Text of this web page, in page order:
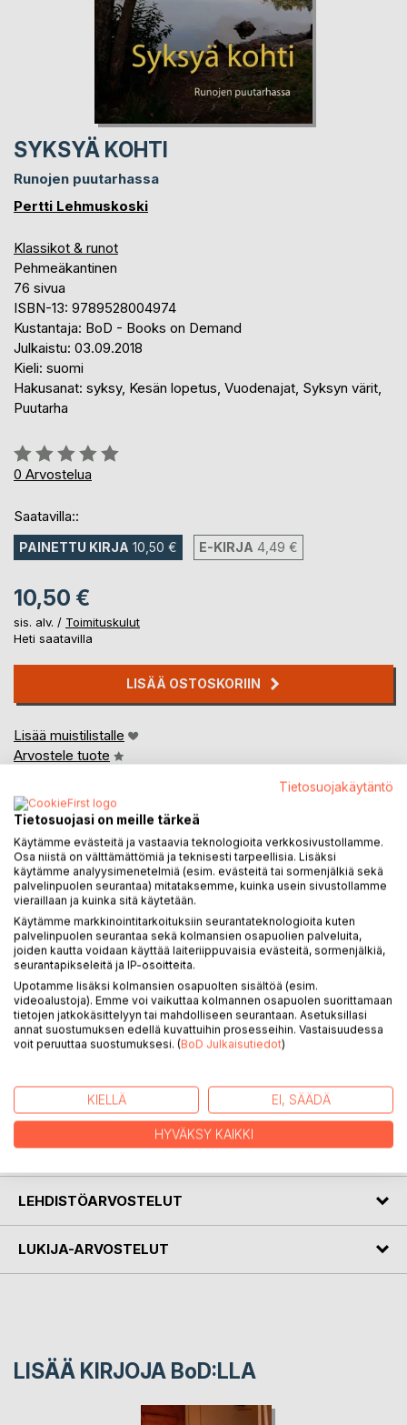
SYKSYÄ KOHTI
Runojen puutarhassa
Pertti Lehmuskoski
Klassikot & runot
Pehmeäkantinen
76 sivua
ISBN-13: 9789528004974
Kustantaja: BoD - Books on Demand
Julkaistu: 03.09.2018
Kieli: suomi
Hakusanat: syksy, Kesän lopetus, Vuodenajat, Syksyn värit,
Puutarha
Arvostelu::
0%
0 Arvostelua
Saatavilla::
PAINETTU KIRJA 10,50 € E-KIRJA 4,49 €
10,50 €
sis. alv. / Toimituskulut
Heti saatavilla
LISÄÄ OSTOSKORIIN
Lisää muistilistalle
Arvostele tuote
KUVAUS
Runojen kesä on lopuillaan ja suuntaamme syksyä kohden.
Syksy saapuu myös Runojen puutarhaan.
Kirjan runot ovat mukana tässä vuodenaikojen
vaihdoksessa, mutta käsittelevät monenlaisia arkisia asioita
ja aiheita laidasta laitaan.
Runojen taustalla on kristillinen näkökulma ja siksi kirjan
Odotamme oikein kaunista ja värikästä syksyä.
KIRJAILIJA
LEHDISTÖARVOSTELUT
LUKIJA-ARVOSTELUT
LISÄÄ KIRJOJA BoD:LLA
Tietosuojakäytäntö
Tietosuojasi on meille tärkeä
Käytämme evästeitä ja vastaavia teknologioita verkkosivustollamme.
Osa niistä on välttämättömiä ja teknisesti tarpeellisia. Lisäksi
käytämme analyysimenetelmiä (esim. evästeitä tai sormenjälkiä sekä
palvelinpuolen seurantaa) mitataksemme, kuinka usein sivustollamme
vieraillaan ja kuinka sitä käytetään.
Käytämme markkinointitarkoituksiin seurantateknologioita kuten
palvelinpuolen seurantaa sekä kolmansien osapuolien palveluita,
joiden kautta voidaan käyttää laiteriippuvaisia evästeitä, sormenjälkiä,
seurantapikseleitä ja IP-osoitteita.
Upotamme lisäksi kolmansien osapuolten sisältöä (esim.
videoalustoja). Emme voi vaikuttaa kolmannen osapuolen suorittamaan
tietojen jatkokäsittelyyn tai mahdolliseen seurantaan. Asetuksillasi
annat suostumuksen edellä kuvattuihin prosesseihin. Vastaisuudessa
voit peruuttaa suostumuksesi. (BoD Julkaisutiedot)
KIELLÄ EI, SÄÄDÄ
HYVÄKSY KAIKKI